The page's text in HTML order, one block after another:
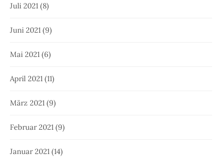
Juli 2021 (8)
Juni 2021 (9)
Mai 2021 (6)
April 2021 (11)
März 2021 (9)
Februar 2021 (9)
Januar 2021 (14)